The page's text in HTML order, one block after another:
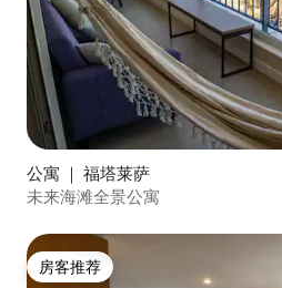
公寓 ｜ 福塔莱萨
未来海滩全景公寓
房客推荐
房客推荐